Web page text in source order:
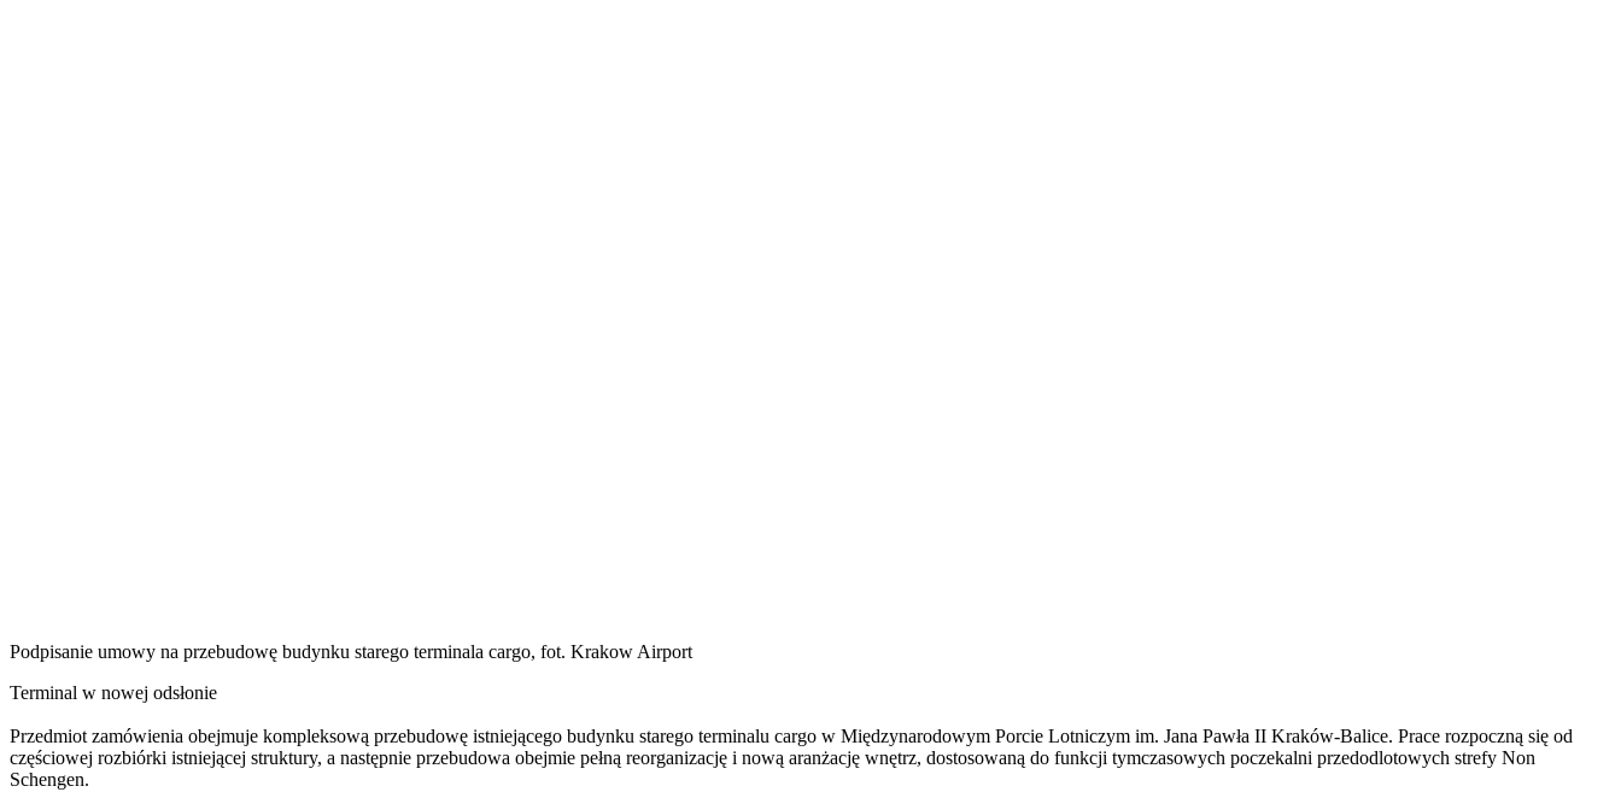
Podpisanie umowy na przebudowę budynku starego terminala cargo, fot. Krakow Airport
Terminal w nowej odsłonie
Przedmiot zamówienia obejmuje kompleksową przebudowę istniejącego budynku starego terminalu cargo w Międzynarodowym Porcie Lotniczym im. Jana Pawła II Kraków-Balice. Prace rozpoczną się od
częściowej rozbiórki istniejącej struktury, a następnie przebudowa obejmie pełną reorganizację i nową aranżację wnętrz, dostosowaną do funkcji tymczasowych poczekalni przedodlotowych strefy Non
Schengen.